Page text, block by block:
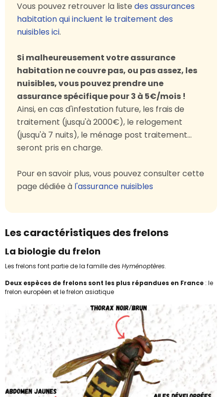
Vous pouvez retrouver la liste des assurances
habitation qui incluent le traitement des
nuisibles ici.
Si malheureusement votre assurance
habitation ne couvre pas, ou pas assez, les
nuisibles, vous pouvez prendre une
assurance spécifique pour 3 à 5€/mois !
Ainsi, en cas d'infestation future, les frais de
traitement (jusqu'à 2000€), le relogement
(jusqu'à 7 nuits), le ménage post traitement...
seront pris en charge.
Pour en savoir plus, vous pouvez consulter cette
page dédiée à l'assurance nuisibles
Les caractéristiques des frelons
La biologie du frelon
Les frelons font partie de la famille des Hyménoptères.
Deux espèces de frelons sont les plus répandues en France : le
frelon européen et le frelon asiatique